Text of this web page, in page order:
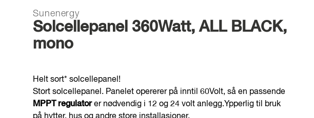
Sunenergy
Solcellepanel 360Watt, ALL BLACK,
mono
Helt sort* solcellepanel!
Stort solcellepanel. Panelet opererer på inntil 60Volt, så en passende
MPPT regulatorer nødvendig i 12 og 24 volt anlegg.Ypperlig til bruk
på hytter, hus og andre store installasjoner.